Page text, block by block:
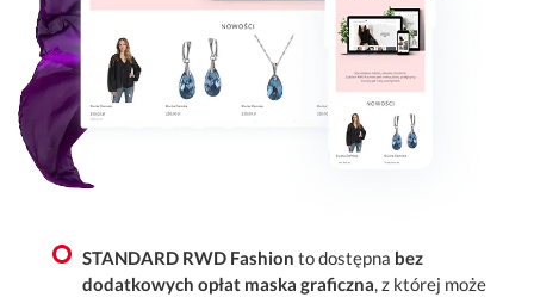
STANDARD RWD Fashion to dostępna bez
dodatkowych opłat maska graficzna, z której może